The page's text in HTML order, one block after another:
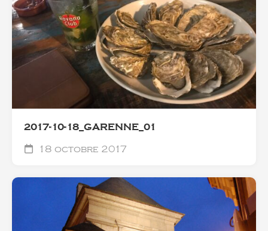
2017-10-18_GARENNE_01
18 octobre 2017